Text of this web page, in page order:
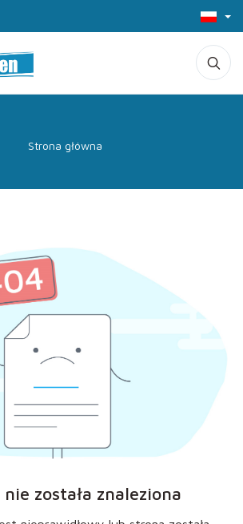
Strona główna
została znaleziona